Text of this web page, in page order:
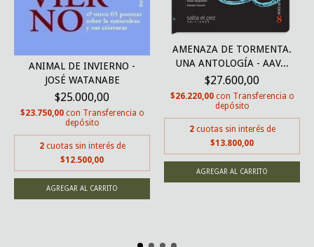
ANIMAL DE INVIERNO -
JOSÉ WATANABE
$25.000,00
$23.750,00 con Transferencia o
depósito
2 cuotas sin interés de
$12.500,00
AMENAZA DE TORMENTA.
UNA ANTOLOGÍA - AAV...
$27.600,00
$26.220,00 con Transferencia o
depósito
2 cuotas sin interés de
$13.800,00